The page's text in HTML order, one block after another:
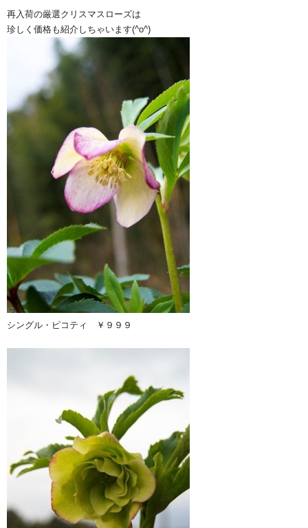
再入荷の厳選クリスマスローズは
珍しく価格も紹介しちゃいます(^o^)ゞ
シングル・ピコティ ￥９９９